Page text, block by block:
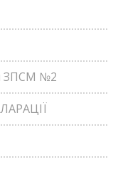
ЗПСМ №2